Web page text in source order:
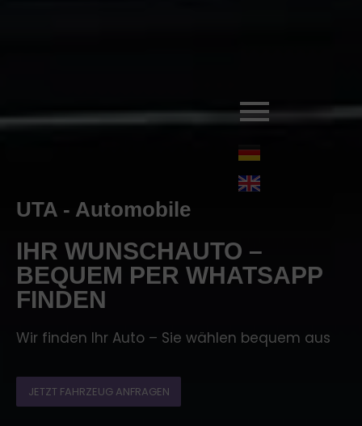
UTA - Automobile
IHR WUNSCHAUTO –
BEQUEM PER WHATSAPP
FINDEN
Wir finden Ihr Auto – Sie wählen bequem aus
JETZT FAHRZEUG ANFRAGEN